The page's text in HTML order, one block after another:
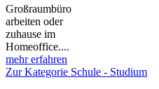
Großraumbüro
arbeiten oder
zuhause im
Homeoffice....
mehr erfahren
Zur Kategorie Schule - Studium